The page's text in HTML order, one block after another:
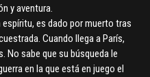
y aventura.
espíritu, es dado por muerto tras
Cuando llega a París,
No sabe que su búsqueda le
en la que está en juego el